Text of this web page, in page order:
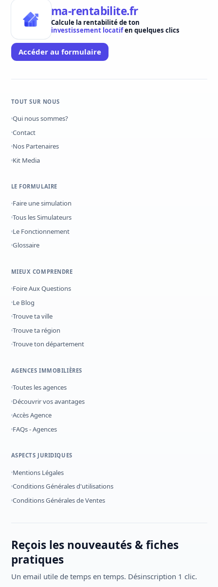
ma-rentabilite.fr
Calcule la rentabilité de ton
investissement locatifen quelques clics
Accéder au formulaire
TOUT SUR NOUS
Qui nous sommes?
Contact
Nos Partenaires
Kit Media
LE FORMULAIRE
Faire une simulation
Tous les Simulateurs
Le Fonctionnement
Glossaire
MIEUX COMPRENDRE
Foire Aux Questions
Le Blog
Trouve ta ville
Trouve ta région
Trouve ton département
AGENCES IMMOBILIÈRES
Toutes les agences
Découvrir vos avantages
Accès Agence
FAQs - Agences
ASPECTS JURIDIQUES
Mentions Légales
Conditions Générales d'utilisations
Conditions Générales de Ventes
Reçois les nouveautés & fiches
pratiques
Un email utile de temps en temps. Désinscription 1 clic.